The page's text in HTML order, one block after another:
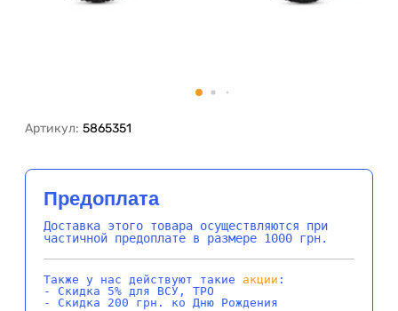
Артикул: 5865351
Предоплата
Доставка этого товара осуществляются при
частичной предоплате в размере 1000 грн.
Также у нас действуют такие акции :
- Скидка 5% для ВСУ, ТРО
- Скидка 200 грн. ко Дню Рождения